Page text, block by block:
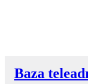
Baza